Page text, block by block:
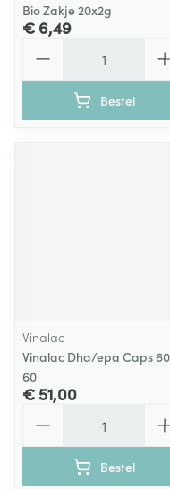
Bio Zakje 20x2g
€ 6,49
Bestel
Vinalac
Vinalac Dha/epa Caps
60
€ 51,00
Bestel